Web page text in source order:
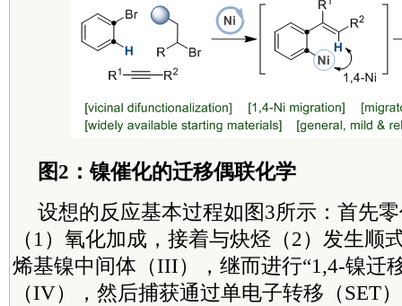
图2：镍催化的迁移偶联化学
设想的反应基本过程如图3所示：首先
（1）氧化加成，接着与炔烃（2）发生顺
烯基镍中间体（III），继而进行“1,4-镍迁
（IV），然后捕获通过单电子转移（SET